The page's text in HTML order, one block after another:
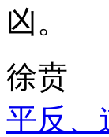
凶。
徐贲
平反、